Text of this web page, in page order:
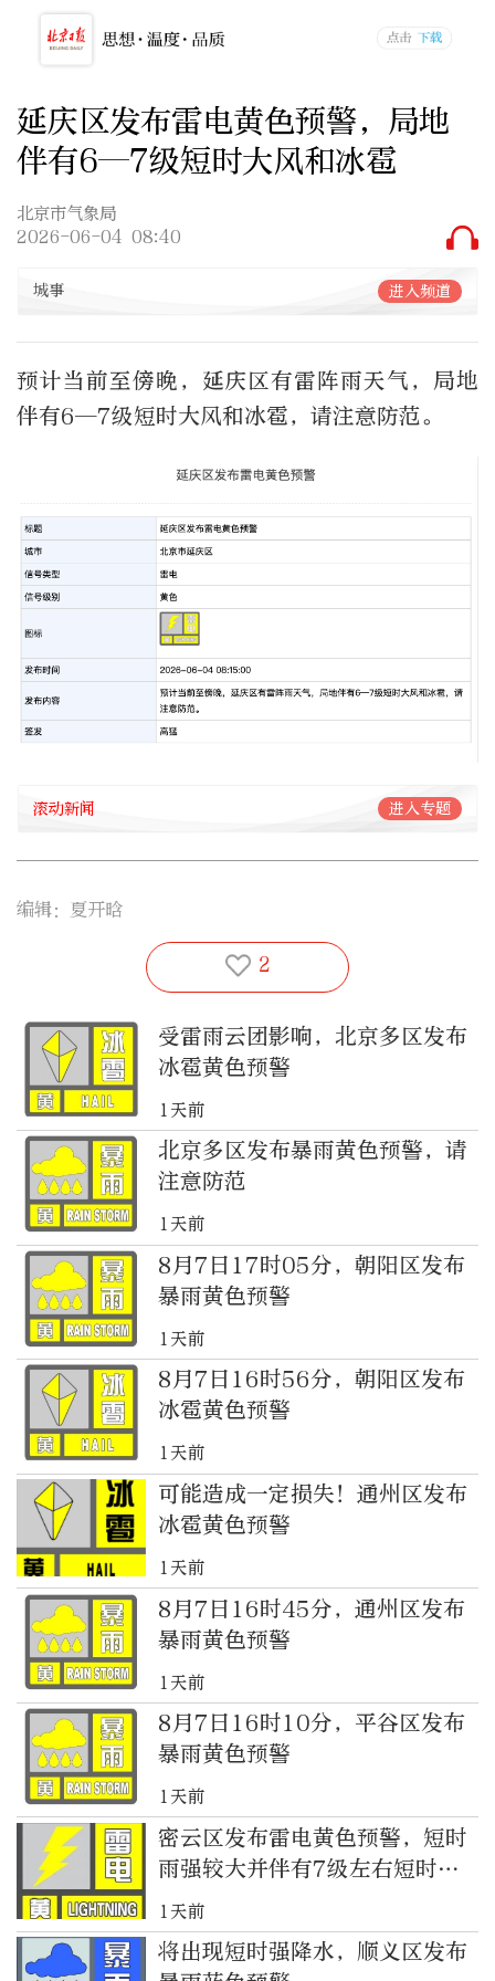
延庆区发布雷电黄色预警，局地
伴有6—7级短时大风和冰雹
北京市气象局
2026-06-04 08:40
城事 进入频道
预计当前至傍晚，延庆区有雷阵雨天气，局地
伴有6—7级短时大风和冰雹，请注意防范。
滚动新闻 进入专题
编辑：夏开晗
2
受雷雨云团影响，北京多区发布
冰雹黄色预警
1天前
北京多区发布暴雨黄色预警，请
注意防范
1天前
8月7日17时05分，朝阳区发布
暴雨黄色预警
1天前
8月7日16时56分，朝阳区发布
冰雹黄色预警
1天前
可能造成一定损失！通州区发布
冰雹黄色预警
1天前
8月7日16时45分，通州区发布
暴雨黄色预警
1天前
8月7日16时10分，平谷区发布
暴雨黄色预警
1天前
密云区发布雷电黄色预警，短时
雨强较大并伴有7级左右短时大
风
1天前
将出现短时强降水，顺义区发布